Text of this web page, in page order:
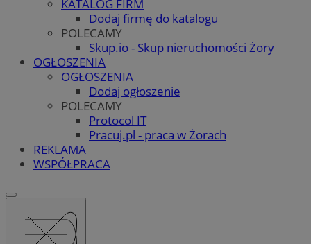
KATALOG FIRM
Dodaj firmę do katalogu
POLECAMY
Skup.io - Skup nieruchomości Żory
OGŁOSZENIA
OGŁOSZENIA
Dodaj ogłoszenie
POLECAMY
Protocol IT
Pracuj.pl - praca w Żorach
REKLAMA
WSPÓŁPRACA